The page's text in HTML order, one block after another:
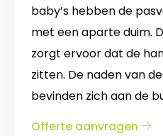
baby’s hebben de
met een aparte duim.
zorgt ervoor dat de
zitten. De naden van
bevinden zich aan de
Offerte aanvragen over